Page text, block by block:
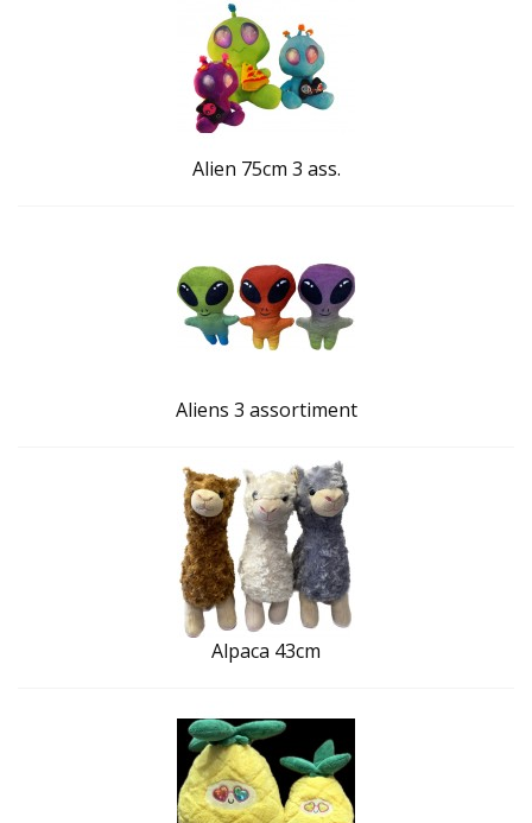
Alien 75cm 3 ass.
Aliens 3 assortiment
Alpaca 43cm